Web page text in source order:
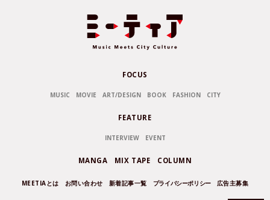
FOCUS
MUSIC MOVIE ART/DESIGN BOOK FASHION CITY
FEATURE
INTERVIEW EVENT
MANGA MIX TAPE COLUMN
MEETIAとは お問い合わせ 新着記事一覧 プライバシーポリシー 広告主募集